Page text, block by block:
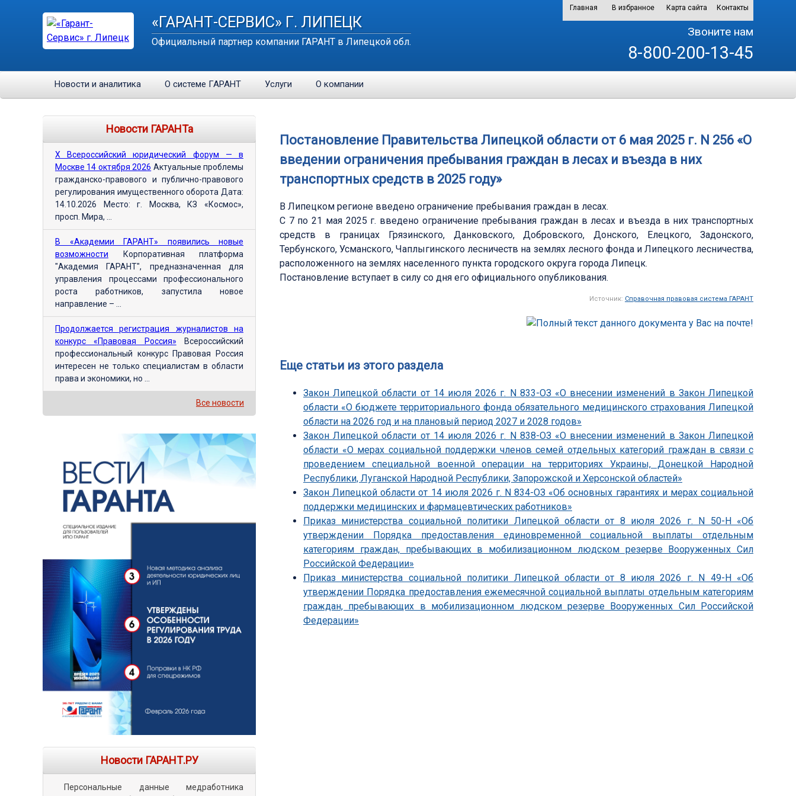
«ГАРАНТ-СЕРВИС» Г. ЛИПЕЦК
Официальный партнер компании ГАРАНТ в Липецкой обл.
Главная В избранное Карта сайта Контакты
Звоните нам
8-800-200-13-45
Новости и аналитика О системе ГАРАНТ Услуги О компании
Постановление Правительства Липецкой области от 6 мая 2025 г. N 256 «О
введении ограничения пребывания граждан в лесах и въезда в них
транспортных средств в 2025 году»
В Липецком регионе введено ограничение пребывания граждан в лесах.
С 7 по 21 мая 2025 г. введено ограничение пребывания граждан в лесах и въезда в них транспортных
средств в границах Грязинского, Данковского, Добровского, Донского, Елецкого, Задонского,
Тербунского, Усманского, Чаплыгинского лесничеств на землях лесного фонда и Липецкого лесничества,
расположенного на землях населенного пункта городского округа города Липецк.
Постановление вступает в силу со дня его официального опубликования.
Источник: Справочная правовая система ГАРАНТ
Еще статьи из этого раздела
Закон Липецкой области от 14 июля 2026 г. N 833-ОЗ «О внесении изменений в Закон Липецкой
области «О бюджете территориального фонда обязательного медицинского страхования Липецкой
области на 2026 год и на плановый период 2027 и 2028 годов»
Закон Липецкой области от 14 июля 2026 г. N 838-ОЗ «О внесении изменений в Закон Липецкой
области «О мерах социальной поддержки членов семей отдельных категорий граждан в связи с
проведением специальной военной операции на территориях Украины, Донецкой Народной
Республики, Луганской Народной Республики, Запорожской и Херсонской областей»
Закон Липецкой области от 14 июля 2026 г. N 834-ОЗ «Об основных гарантиях и мерах социальной
поддержки медицинских и фармацевтических работников»
Приказ министерства социальной политики Липецкой области от 8 июля 2026 г. N 50-Н «Об
утверждении Порядка предоставления единовременной социальной выплаты отдельным
категориям граждан, пребывающих в мобилизационном людском резерве Вооруженных Сил
Российской Федерации»
Приказ министерства социальной политики Липецкой области от 8 июля 2026 г. N 49-Н «Об
утверждении Порядка предоставления ежемесячной социальной выплаты отдельным категориям
граждан, пребывающих в мобилизационном людском резерве Вооруженных Сил Российской
Федерации»
Новости ГАРАНТа
Х Всероссийский юридический форум — в
Москве 14 октября 2026 Актуальные проблемы
гражданско-правового и публично-правового
регулирования имущественного оборота Дата:
14.10.2026 Место: г. Москва, КЗ «Космос»,
просп. Мира, ...
В «Академии ГАРАНТ» появились новые
возможности Корпоративная платформа
"Академия ГАРАНТ", предназначенная для
управления процессами профессионального
роста работников, запустила новое
направление – ...
Продолжается регистрация журналистов на
конкурс «Правовая Россия» Всероссийский
профессиональный конкурс Правовая Россия
интересен не только специалистам в области
права и экономики, но ...
Все новости
Новости ГАРАНТ.РУ
Персональные данные медработника